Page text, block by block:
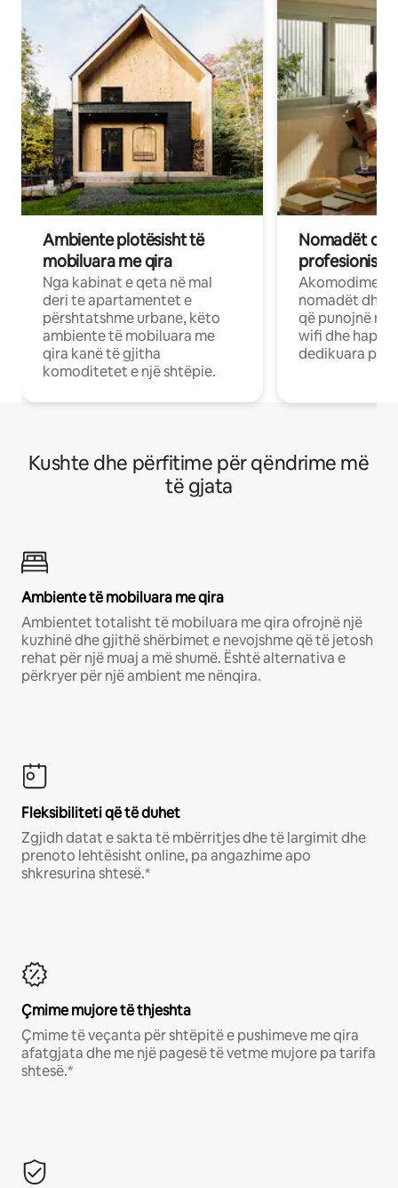
Ambiente plotësisht të
mobiluara me qira
Nga kabinat e qeta në mal
deri te apartamentet e
përshtatshme urbane, këto
ambiente të mobiluara me
qira kanë të gjitha
komoditetet e një shtëpie.
Nomadët
Akomodime
nomadët dhe
që punojnë në
wifi dhe
dedikuara
Kushte dhe përfitime për qëndrime më
të gjata
Ambiente të mobiluara me qira
Ambientet totalisht të mobiluara me qira ofrojnë një
kuzhinë dhe gjithë shërbimet e nevojshme që të jetosh
rehat për një muaj a më shumë. Është alternativa e
përkryer për një ambient me nënqira.
Fleksibiliteti që të duhet
Zgjidh datat e sakta të mbërritjes dhe të largimit dhe
prenoto lehtësisht online, pa angazhime apo
shkresurina shtesë.*
Çmime mujore të thjeshta
Çmime të veçanta për shtëpitë e pushimeve me qira
afatgjata dhe me një pagesë të vetme mujore pa tarifa
shtesë.*